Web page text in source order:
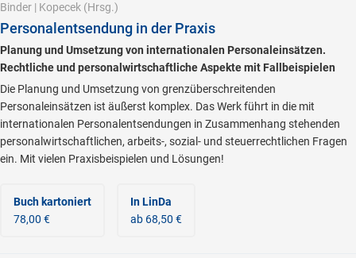
Binder | Kopecek (Hrsg.)
Personalentsendung in der Praxis
Planung und Umsetzung von internationalen Personaleinsätzen.
Rechtliche und personalwirtschaftliche Aspekte mit Fallbeispielen
Die Planung und Umsetzung von grenzüberschreitenden
Personaleinsätzen ist äußerst komplex. Das Werk führt in die mit
internationalen Personalentsendungen in Zusammenhang stehenden
personalwirtschaftlichen, arbeits-, sozial- und steuerrechtlichen Fragen
ein. Mit vielen Praxisbeispielen und Lösungen!
Buch kartoniert
78,00 €
In LinDa
ab 68,50 €